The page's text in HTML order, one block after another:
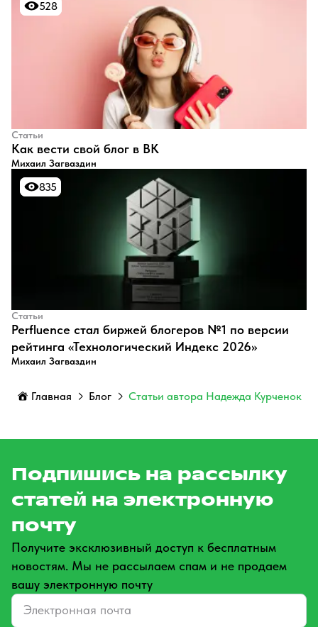
528
528
Статьи
​Как вести свой блог в ВК
Михаил Загваздин
835
835
Статьи
Perfluence стал биржей блогеров №1 по версии
рейтинга «Технологический Индекс 2026»
Михаил Загваздин
Главная Блог Статьи автора Надежда Курченок
Подпишись на рассылку
статей на электронную
почту
Получите эксклюзивный доступ к бесплатным
новостям. Мы не рассылаем спам и не продаем
вашу электронную почту